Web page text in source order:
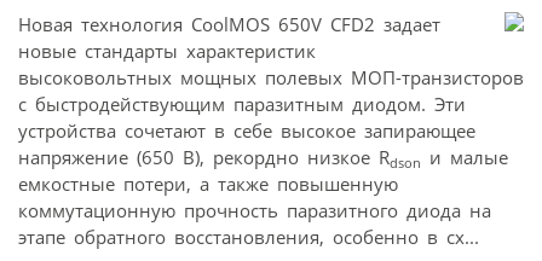
Новая технология CoolMOS 650V CFD2 задает
новые стандарты характеристик
высоковольтных мощных полевых МОП-транзисторов
с быстродействующим паразитным диодом. Эти
устройства сочетают в себе высокое запирающее
напряжение (650 В), рекордно низкое Rdson и малые
емкостные потери, а также повышенную
коммутационную прочность паразитного диода на
этапе обратного восстановления, особенно в сх...